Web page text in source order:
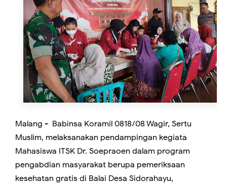
Malang - Babinsa Koramil 0818/08 Wagir, Sertu
Muslim, melaksanakan pendampingan kegiata
Mahasiswa ITSK Dr. Soepraoen dalam program
pengabdian masyarakat berupa pemeriksaan
kesehatan gratis di Balai Desa Sidorahayu,